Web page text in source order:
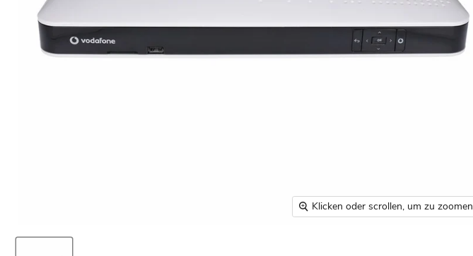
Klicken oder scrollen, um zu zoomen